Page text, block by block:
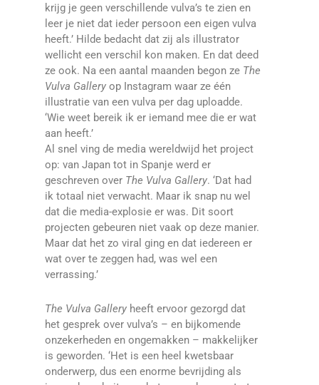
krijg je geen verschillende vulva’s te zien en
leer je niet dat ieder persoon een eigen vulva
heeft.’ Hilde bedacht dat zij als illustrator
wellicht een verschil kon maken. En dat deed
ze ook. Na een aantal maanden begon ze The
Vulva Galleryop Instagram waar ze één
illustratie van een vulva per dag uploadde.
‘Wie weet bereik ik er iemand mee die er wat
aan heeft.’
Al snel ving de media wereldwijd het project
op: van Japan tot in Spanje werd er
geschreven over The Vulva Gallery. ‘Dat had
ik totaal niet verwacht. Maar ik snap nu wel
dat die media-explosie er was. Dit soort
projecten gebeuren niet vaak op deze manier.
Maar dat het zo viral ging en dat iedereen er
wat over te zeggen had, was wel een
verrassing.’
The Vulva Gallery heeft ervoor gezorgd dat
het gesprek over vulva’s – en bijkomende
onzekerheden en ongemakken – makkelijker
is geworden. ‘Het is een heel kwetsbaar
onderwerp, dus een enorme bevrijding als